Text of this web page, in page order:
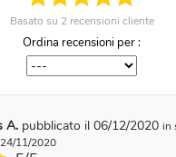
anche il tipo di
utilizza un sistema
di farti avere entro 24 ore
Basato su 2recensioni cliente
Ordina recensioni per :
A. pubblicato il 06/12/2020 in
11/2020